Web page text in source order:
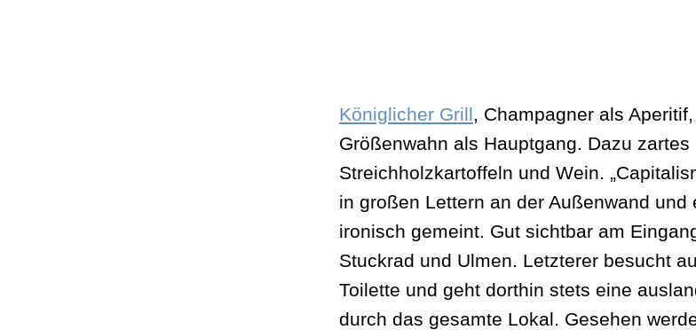
Königlicher Grill , Champagner als
Größenwahn als Hauptgang. Dazu zartes
Streichholzkartoffeln und Wein.
in großen Lettern an der Außenwand und
ironisch gemeint. Gut sichtbar am
Stuckrad und Ulmen. Letzterer besucht
Toilette und geht dorthin stets eine
durch das gesamte Lokal. Gesehen